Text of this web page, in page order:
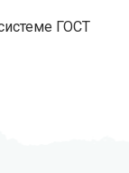
ГОСТ